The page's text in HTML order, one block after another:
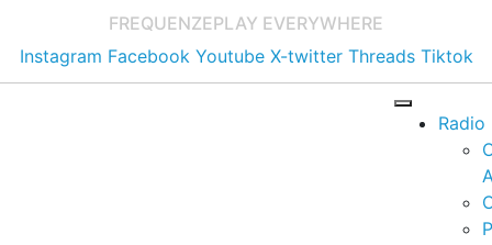
FREQUENZEPLAY EVERYWHERE
Instagram Facebook Youtube X-twitter Threads Tiktok
Radio